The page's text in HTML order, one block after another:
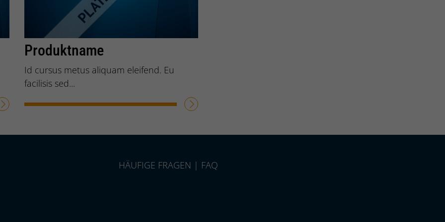
Produktname
Id cursus metus aliquam eleifend. Eu
facilisis sed...
Preis: 15,00 €
WEITERLESEN
HÄUFIGE FRAGEN | FAQ